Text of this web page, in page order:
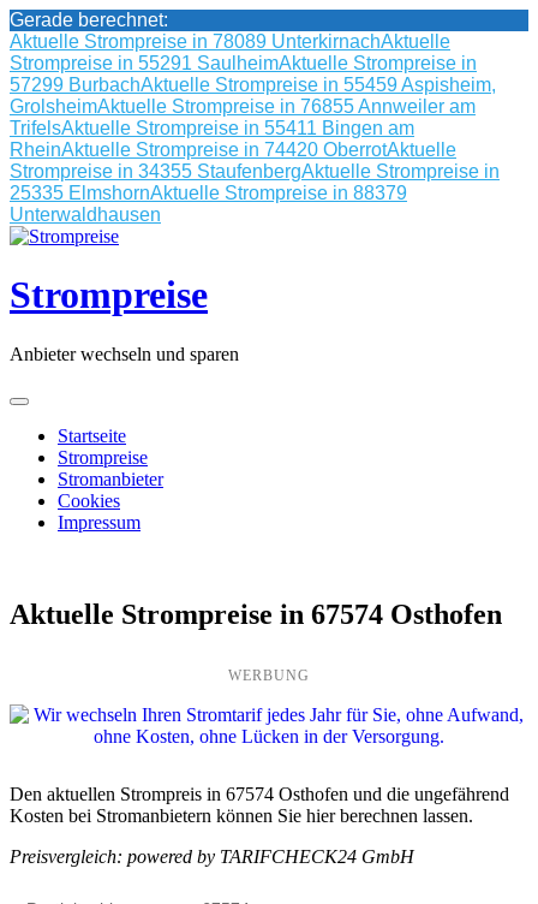
Gerade berechnet:
Aktuelle Strompreise in 78089 UnterkirnachAktuelle
Strompreise in 55291 SaulheimAktuelle Strompreise in
57299 BurbachAktuelle Strompreise in 55459 Aspisheim,
GrolsheimAktuelle Strompreise in 76855 Annweiler am
TrifelsAktuelle Strompreise in 55411 Bingen am
RheinAktuelle Strompreise in 74420 OberrotAktuelle
Strompreise in 34355 StaufenbergAktuelle Strompreise in
25335 ElmshornAktuelle Strompreise in 88379
Unterwaldhausen
Skip
content
Strompreise
Anbieter wechseln und sparen
Startseite
Strompreise
Stromanbieter
Cookies
Impressum
Aktuelle Strompreise in 67574 Osthofen
WERBUNG
Den aktuellen Strompreis in 67574 Osthofen und die ungefährend
Kosten bei Stromanbietern können Sie hier berechnen lassen.
Preisvergleich: powered by TARIFCHECK24 GmbH